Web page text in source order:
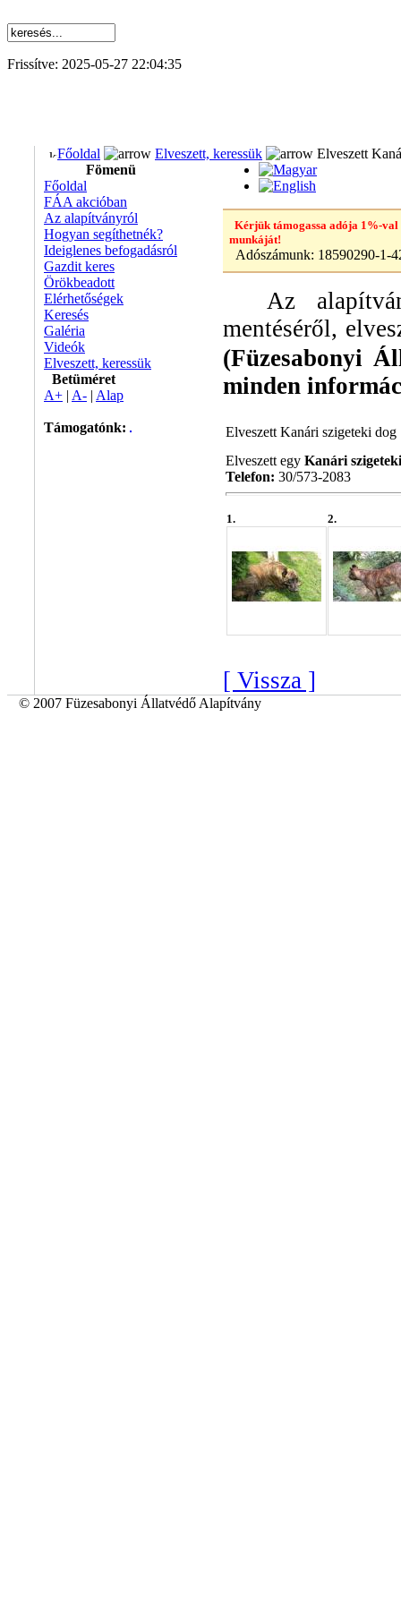
Frissítve: 2025-05-27 22:04:35
Főoldal Elveszett, keressük
Elveszett
Fömenü
Főoldal
FÁA akcióban
Az alapítványról
Hogyan segíthetnék?
Ideiglenes befogadásról
Gazdit keres
Örökbeadott
Elérhetőségek
Keresés
Galéria
Videók
Elveszett, keressük
Betüméret
A+ | A- | Alap
Támogatónk:
Kérjük támogassa adója 1%-
munkáját!
Adószámunk: 18590290-1-
Az
mentéséről,
(Füzesabonyi
minden
Elveszett Kanári szigeteki dog
Elveszett egy Kanári
Telefon: 30/573-2083
1. 2.
[ Vissza ]
© 2007 Füzesabonyi Állatvédő Alapítvány